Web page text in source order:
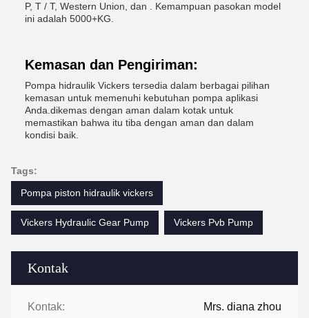
Kontak
Kontak: Mrs. diana zhou
P, T / T, Western Union, dan . Kemampuan pasokan model
ini adalah 5000+KG.
Kemasan dan Pengiriman:
Pompa hidraulik Vickers tersedia dalam berbagai pilihan
kemasan untuk memenuhi kebutuhan pompa aplikasi
Anda.dikemas dengan aman dalam kotak untuk
memastikan bahwa itu tiba dengan aman dan dalam
kondisi baik.
Tags:
Pompa piston hidraulik vickers
Vickers Hydraulic Gear Pump Vickers Pvb Pump